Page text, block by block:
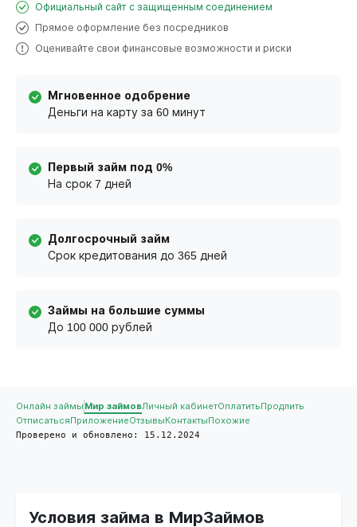
Официальный сайт с защищенным соединением
Прямое оформление без посредников
Оценивайте свои финансовые возможности и риски
Мгновенное одобрение
Деньги на карту за 60 минут
Первый займ под 0%
На срок 7 дней
Долгосрочный займ
Срок кредитования до 365 дней
Займы на большие суммы
До 100 000 рублей
Онлайн займы Мир займовЛичный кабинетОплатитьПродлить
ОтписатьсяПриложениеОтзывыКонтактыПохожие
Проверено и обновлено: 15.12.2024
Условия займа в МирЗаймов